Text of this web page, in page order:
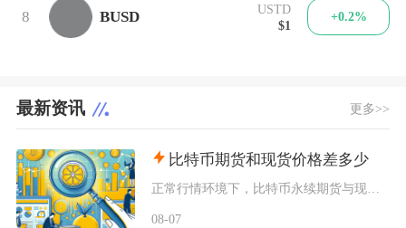
8 BUSD
USTD
$1
+0.2%
最新资讯 更多>>
比特币期货和现货价格差多少
08-07